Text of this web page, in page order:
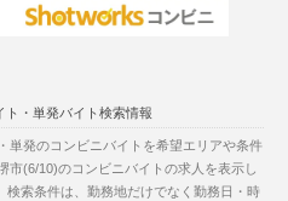
ト・単発バイト検索情報
単発のコンビニバイトを希望エリアや条件
市(6/10)のコンビニバイトの求人を表示し
索条件は、勤務地だけでなく勤務日・時